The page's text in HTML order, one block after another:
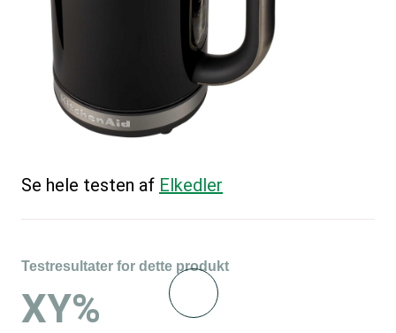
Se hele testen af Elkedler
Testresultater for dette produkt
XY%